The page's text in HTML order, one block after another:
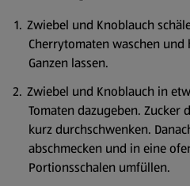
Zwiebel und Knoblauch
Cherrytomaten waschen
Ganzen lassen.
Zwiebel und Knoblauch in
Tomaten dazugeben. Zucker
kurz durchschwenken.
abschmecken und in eine
Portionsschalen umfüllen.